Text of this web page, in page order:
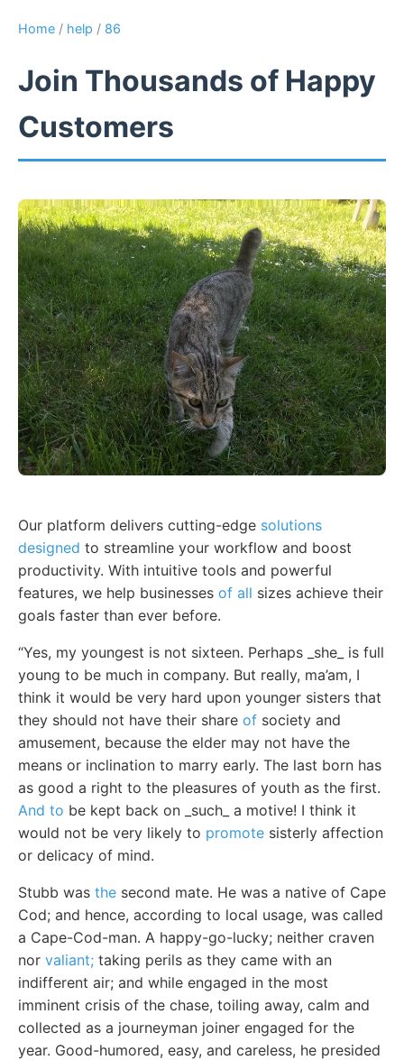
Home / help / 86
Join Thousands of Happy
Customers
Our platform delivers cutting-edge solutions
designed to streamline your workflow and boost
productivity. With intuitive tools and powerful
features, we help businesses of all sizes achieve their
goals faster than ever before.
“Yes, my youngest is not sixteen. Perhaps _she_ is full
young to be much in company. But really, ma’am, I
think it would be very hard upon younger sisters that
they should not have their share of society and
amusement, because the elder may not have the
means or inclination to marry early. The last born has
as good a right to the pleasures of youth as the first.
And to be kept back on _such_ a motive! I think it
would not be very likely to promote sisterly affection
or delicacy of mind.
Stubb was the second mate. He was a native of Cape
Cod; and hence, according to local usage, was called
a Cape-Cod-man. A happy-go-lucky; neither craven
nor valiant; taking perils as they came with an
indifferent air; and while engaged in the most
imminent crisis of the chase, toiling away, calm and
collected as a journeyman joiner engaged for the
year. Good-humored, easy, and careless, he presided